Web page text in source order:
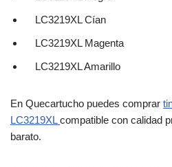
LC3219XL Cían
LC3219XL Magenta
LC3219XL Amarillo
En Quecartucho puedes comprar
LC3219XLcompatible con calidad
barato.